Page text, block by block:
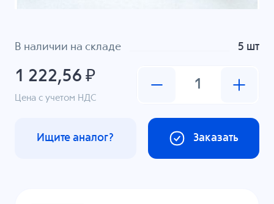
В наличии на складе 5 шт
1 222,56 ₽
Цена с учетом НДС
Заказать
Ищите аналог?